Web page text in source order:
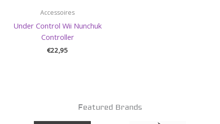
Accessoires
Under Control Wii Nunchuk
Controller
€22,95
Featured Brands